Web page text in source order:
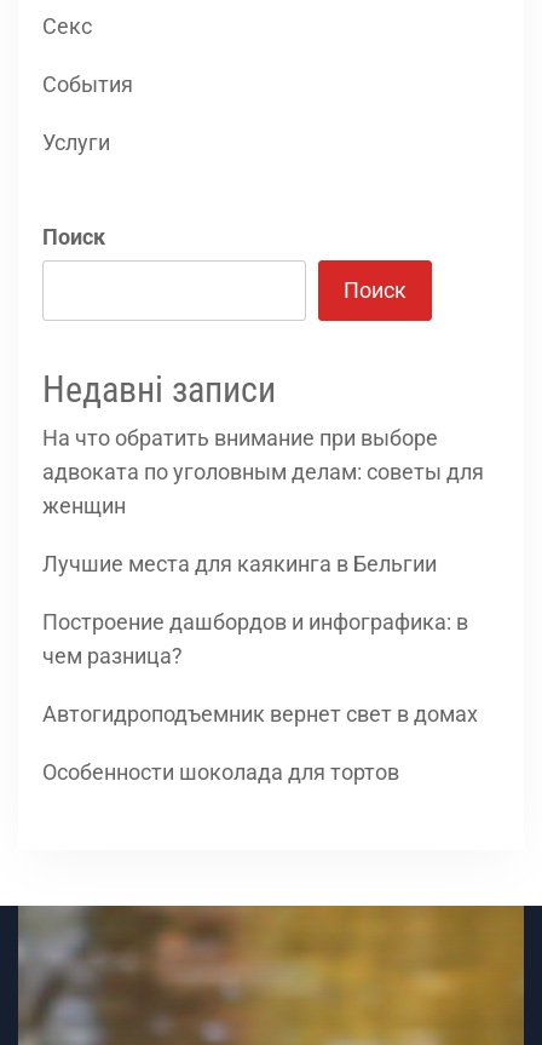
Секс
События
Услуги
Поиск
Поиск
Недавні записи
На что обратить внимание при выборе
адвоката по уголовным делам: советы для
женщин
Лучшие места для каякинга в Бельгии
Построение дашбордов и инфографика: в
чем разница?
Автогидроподъемник вернет свет в домах
Особенности шоколада для тортов